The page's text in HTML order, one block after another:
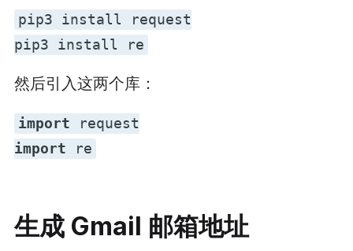
pip3 install request
pip3 install re
然后引入这两个库：
import request
import re
生成 Gmail 邮箱地址